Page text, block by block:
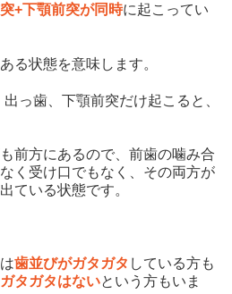
+下顎前突が同時に起こってい
る状態を意味します。
出っ歯、下顎前突だけ起こると、
前方にあるので、前歯の噛み合
く受け口でもなく、その両方が
ている状態です。
歯並びがガタガタ している方も
ガタガタはないという方もいま